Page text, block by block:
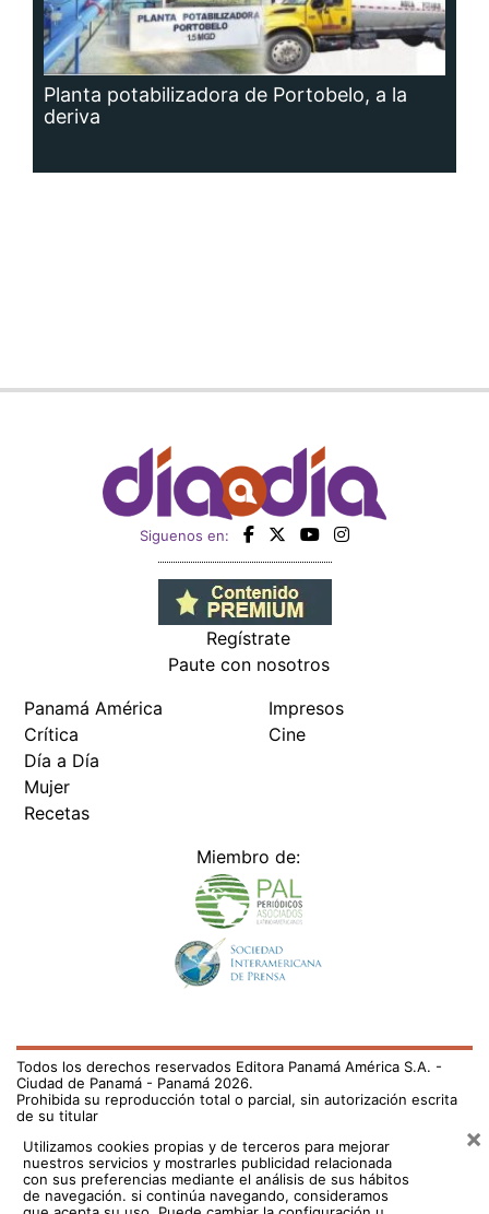
Planta potabilizadora de Portobelo, a la
deriva
Siguenos en:
Regístrate
Paute con nosotros
Panamá América
Crítica
Día a Día
Mujer
Recetas
Impresos
Cine
Miembro de:
Todos los derechos reservados Editora Panamá América S.A. -
Ciudad de Panamá - Panamá 2026.
Prohibida su reproducción total o parcial, sin autorización escrita
de su titular
Utilizamos cookies propias y de terceros para mejorar
nuestros servicios y mostrarles publicidad relacionada
con sus preferencias mediante el análisis de sus hábitos
de navegación. si continúa navegando, consideramos
×